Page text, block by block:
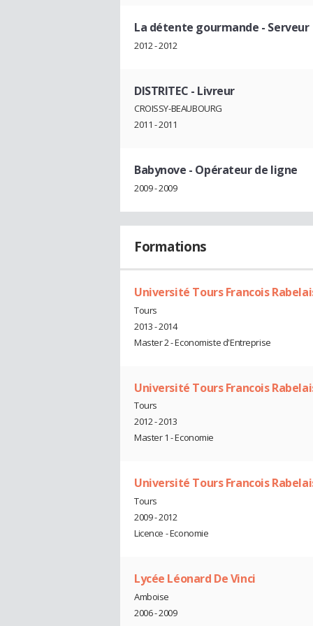
La détente gourmande - Serveur
2012 - 2012
DISTRITEC - Livreur
CROISSY-BEAUBOURG
2011 - 2011
Babynove - Opérateur de ligne
2009 - 2009
Formations
Université Tours Francois
Tours
2013 - 2014
Master 2 - Economiste d'Entreprise
Université Tours Francois
Tours
2012 - 2013
Master 1 - Economie
Université Tours Francois
Tours
2009 - 2012
Licence - Economie
Lycée Léonard De Vinci
Amboise
2006 - 2009